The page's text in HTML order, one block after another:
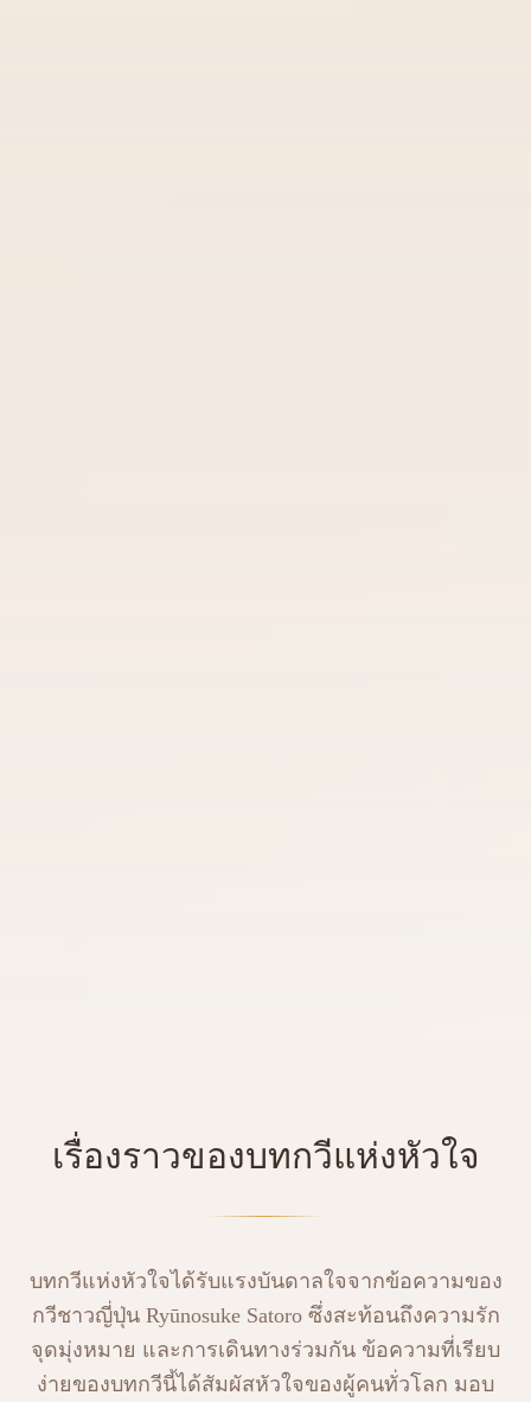
เรื่องราวของบทกวีแห่งหัวใจ
บทกวีแห่งหัวใจได้รับแรงบันดาลใจจากข้อความของ
กวีชาวญี่ปุ่น Ryūnosuke Satoro ซึ่งสะท้อนถึงความรัก
จุดมุ่งหมาย และการเดินทางร่วมกัน ข้อความที่เรียบ
ง่ายของบทกวีนี้ได้สัมผัสหัวใจของผู้คนทั่วโลก มอบ